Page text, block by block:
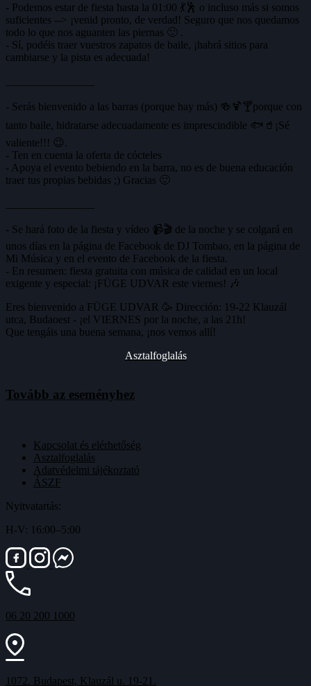
- Podemos estar de fiesta hasta la 01:00 💃🕺 o incluso más si somos
suficientes --> ¡venid pronto, de verdad! Seguro que nos quedamos
todo lo que nos aguanten las piernas 🙂 .
- Sí, podéis traer vuestros zapatos de baile, ¡habrá sitios para
cambiarse y la pista es adecuada!
- Serás bienvenido a las barras (porque hay más) 🍻🍹🍸porque con
tanto baile, hidratarse adecuadamente es imprescindible 🐟🥤¡Sé
valiente!!! 😉.
- Ten en cuenta la oferta de cócteles
- Apoya el evento bebiendo en la barra, no es de buena educación
traer tus propias bebidas ;) Gracias 🙂
- Se hará foto de la fiesta y vídeo 📹🎬 de la noche y se colgará en
unos días en la página de Facebook de DJ Tombao, en la página de
Mi Música y en el evento de Facebook de la fiesta.
- En resumen: fiesta gratuita con música de calidad en un local
exigente y especial: ¡FÜGE UDVAR este viernes! 🎶
Eres bienvenido a FÜGE UDVAR 🥳 Dirección: 19-22 Klauzál
utca, Budaoest - ¡el VIERNES por la noche, a las 21h!
Que tengáis una buena semana, ¡nos vemos allí!
Asztalfoglalás
Tovább az eseményhez
Kapcsolat és elérhetőség
Asztalfoglalás
Adatvédelmi tájékoztató
ÁSZF
Nyitvatartás:
H-V: 16:00–5:00
06 20 200 1000
1072. Budapest, Klauzál u. 19-21.